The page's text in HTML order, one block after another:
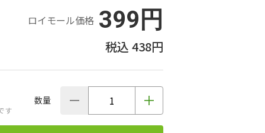
ロイモール価格 399円
438円
す
数量